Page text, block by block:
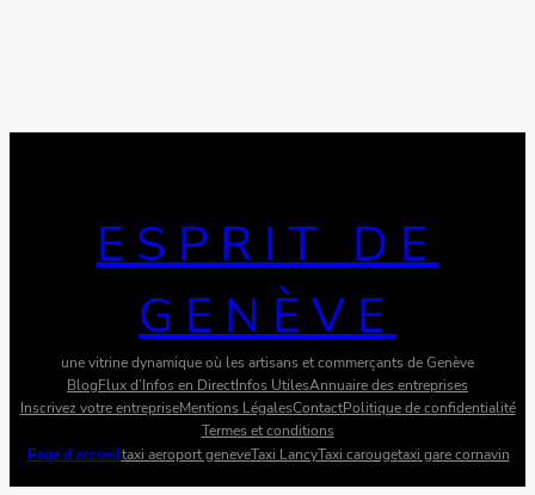
ESPRIT DE
GENÈVE
une vitrine dynamique où les artisans et commerçants de Genève
BlogFlux d’Infos en DirectInfos UtilesAnnuaire des entreprises
Inscrivez votre entrepriseMentions LégalesContactPolitique de confidentialité
Termes et conditions
Page d’accueiltaxi aeroport geneveTaxi LancyTaxi carougetaxi gare cornavin